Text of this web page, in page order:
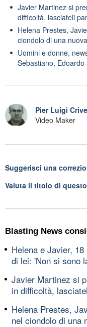
Javier Martinez si
difficoltà, lasciateli
Helena Prestes,
ciondolo di una
Uomini e donne,
Sebastiano, Edoardo
Pier Luigi
Video Maker
Suggerisci una
Valuta il titolo di
Blasting News
Helena e Javier,
di lei: 'Non si sono
Javier Martinez si
in difficoltà,
Helena Prestes,
nel ciondolo di una